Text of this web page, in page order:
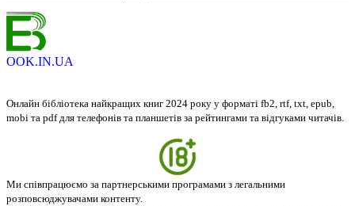
OOK.IN.UA
Онлайн бібліотека найкращих книг 2024 року у форматі fb2, rtf, txt, epub,
mobi та pdf для телефонів та планшетів за рейтингами та відгуками читачів.
Ми співпрацюємо за партнерськими програмами з легальними
розповсюджувачами контенту.